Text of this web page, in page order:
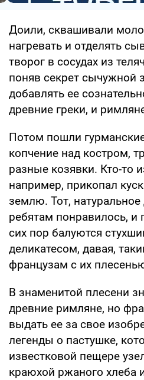
Доили, сквашивали
нагревать и отделять
творог в сосудах из
поняв секрет сычужной
добавлять ее
древние греки, и
Потом пошли
копчение над костром,
разные козявки. Кто-то
например, прикопал
землю. Тот, натуральное
ребятам понравилось, и
сих пор балуются
деликатесом, давая,
французам с их
В знаменитой плесени
древние римляне, но
выдать ее за свое
легенды о пастушке,
известковой пещере
краюхой ржаного хлеба